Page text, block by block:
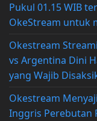
Pukul 01.15 WIB
OkeStream untuk
Okestream
vs Argentina Dini
yang Wajib
Okestream
Inggris Perebutan